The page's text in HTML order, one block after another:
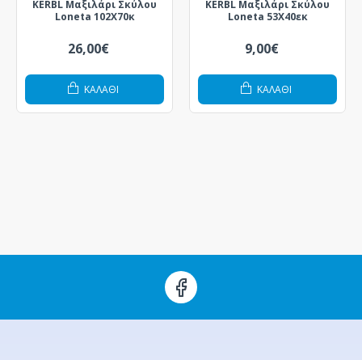
KERBL Μαξιλάρι Σκύλου
Loneta 102Χ70κ
26,00€
ΚΑΛΆΘΙ
KERBL Μαξιλάρι Σκύλου
Loneta 53Χ40εκ
9,00€
ΚΑΛΆΘΙ